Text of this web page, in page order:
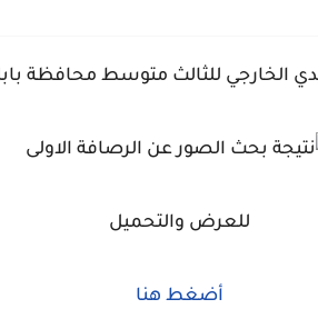
الخارجي للثالث متوسط محافظة بابل
للعرض والتحميل
أضغط هنا